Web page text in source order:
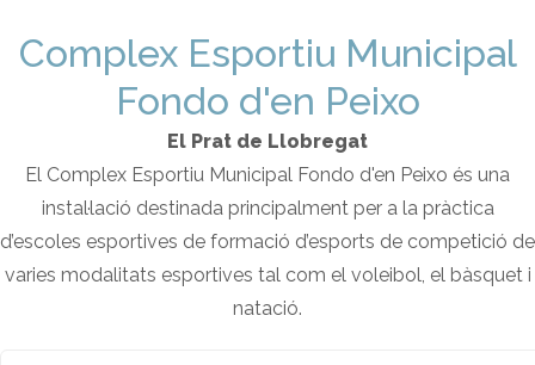
Complex Esportiu Municipal
Fondo d'en Peixo
El Prat de Llobregat
El Complex Esportiu Municipal Fondo d'en Peixo és una
instal·lació destinada principalment per a la pràctica
d’escoles esportives de formació d’esports de competició de
varies modalitats esportives tal com el voleibol, el bàsquet i
natació.